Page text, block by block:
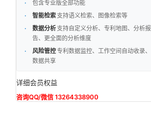
包含专业版全部功能
智能检索 支持语义检索、图像检索等
数据分析 支持自定义分析、专利地图、分析报
告、更全面的分析维度
风险管控专利数据监控、工作空间自动收录、
数据共享
详细会员权益
咨询QQ/微信 13264338900